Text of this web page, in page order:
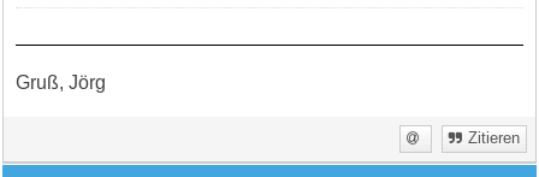
Gruß, Jörg
Zitieren